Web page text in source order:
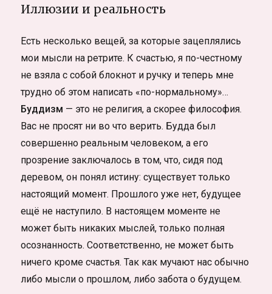
Иллюзии и реальность
Есть несколько вещей, за которые зацеплялись
мои мысли на ретрите. К счастью, я по-честному
не взяла с собой блокнот и ручку и теперь мне
трудно об этом написать «по-нормальному»…
Буддизм — это не религия, а скорее философия.
Вас не просят ни во что верить. Будда был
совершенно реальным человеком, а его
прозрение заключалось в том, что, сидя под
деревом, он понял истину: существует только
настоящий момент. Прошлого уже нет, будущее
ещё не наступило. В настоящем моменте не
может быть никаких мыслей, только полная
осознанность. Соответственно, не может быть
ничего кроме счастья. Так как мучают нас обычно
либо мысли о прошлом, либо забота о будущем.